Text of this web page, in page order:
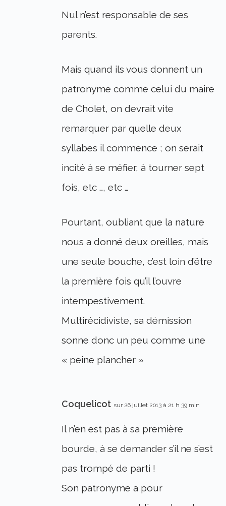
Nul n’est responsable de ses
parents.
Mais quand ils vous donnent un
patronyme comme celui du maire
de Cholet, on devrait vite
remarquer par quelle deux
syllabes il commence ; on serait
incité à se méfier, à tourner sept
fois, etc …, etc …
Pourtant, oubliant que la nature
nous a donné deux oreilles, mais
une seule bouche, c’est loin d’être
la première fois qu’il l’ouvre
intempestivement.
Multirécidiviste, sa démission
sonne donc un peu comme une
« peine plancher »
Coquelicot sur 26 juillet 2013 à 21 h 39 min
Il n’en est pas à sa première
bourde, à se demander s’il ne s’est
pas trompé de parti !
Son patronyme a pour